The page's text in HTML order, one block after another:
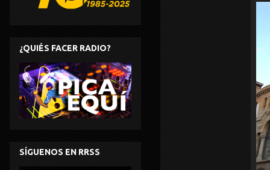
¿QUIÉS FACER RADIO?
SÍGUENOS EN RRSS